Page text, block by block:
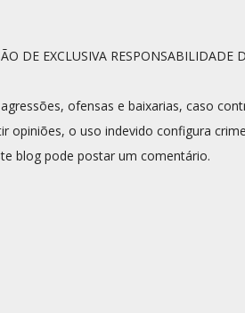
DE EXCLUSIVA RESPONSABILIDADE
ofensas e baixarias, caso
opiniões, o uso indevido configura
blog pode postar um comentário.